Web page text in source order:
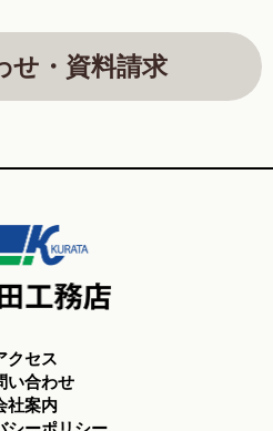
せ・資料請求
クセス
い合わせ
社案内